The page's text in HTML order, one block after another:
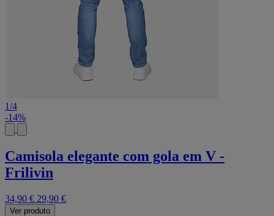
1/4
-14%
Camisola elegante com gola em V -
Frilivin
34,90 € 29,90 €
Ver produto